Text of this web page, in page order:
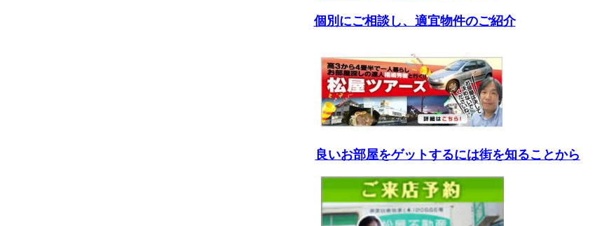
個別にご相談し、適宜物件のご紹介
良いお部屋をゲットするには街を知ることから